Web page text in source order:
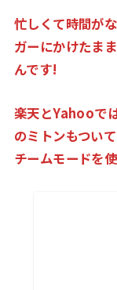
忙しくて時間が
ガーにかけたま
んです!
楽天とYahooで
のミトンもつい
チームモードを